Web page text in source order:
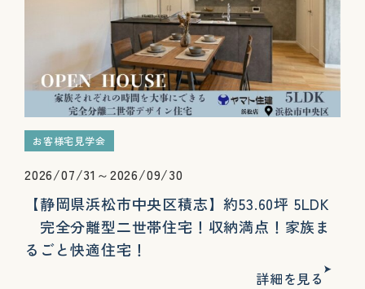
お客様宅見学会
2026/07/31～2026/09/30
【静岡県浜松市中央区積志】約53.60坪 5LDK
完全分離型二世帯住宅！収納満点！家族ま
るごと快適住宅！
詳細を見る